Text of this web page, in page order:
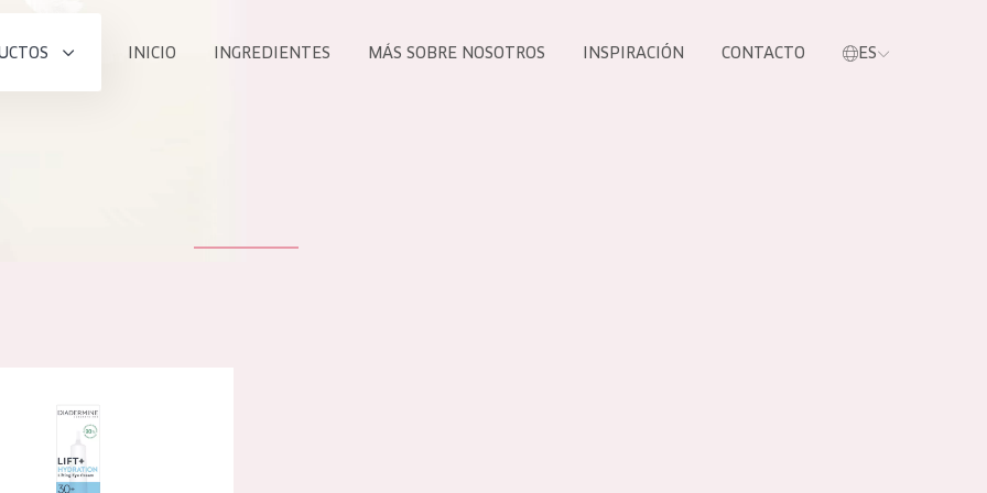
INICIO INGREDIENTES MÁS SOBRE NOSOTROS INSPIRACIÓN CONTACTO ES